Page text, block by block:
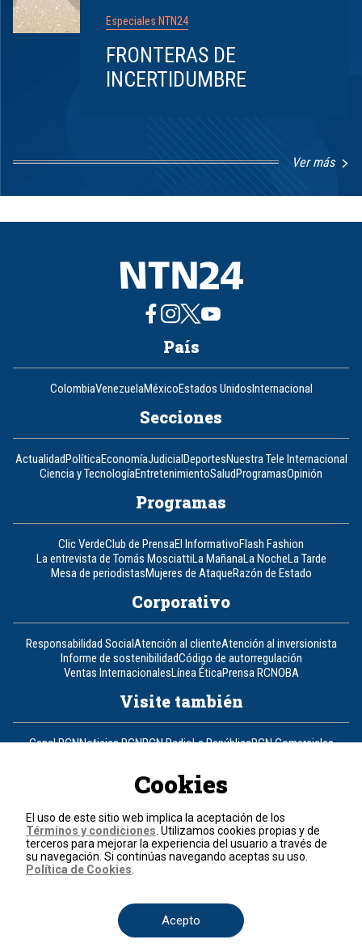
Especiales NTN24
FRONTERAS DE
INCERTIDUMBRE
Ver más
8
País
ColombiaVenezuelaMéxicoEstados UnidosInternacional
Secciones
ActualidadPolíticaEconomíaJudicialDeportesNuestra Tele Internacional
Ciencia y TecnologíaEntretenimientoSaludProgramasOpinión
Programas
Clic VerdeClub de PrensaEl InformativoFlash Fashion
La entrevista de Tomás MosciattiLa MañanaLa NocheLa Tarde
Mesa de periodistasMujeres de AtaqueRazón de Estado
Corporativo
Responsabilidad SocialAtención al clienteAtención al inversionista
Informe de sostenibilidadCódigo de autorregulación
Ventas InternacionalesLínea ÉticaPrensa RCNOBA
Visite también
Canal RCNNoticias RCNRCN RadioLa RepúblicaRCN Comerciales
Un producto de RCN Televisión
Contáctenos
Teléfono+57 (601) 426 92 92
Términos y condiciones
© 2026, RCN Medios.
Cookies
El uso de este sitio web implica la aceptación de los
Términos y condiciones . Utilizamos cookies propias y de
terceros para mejorar la experiencia del usuario a través de
su navegación. Si continúas navegando aceptas su uso.
Política de Cookies
Acepto